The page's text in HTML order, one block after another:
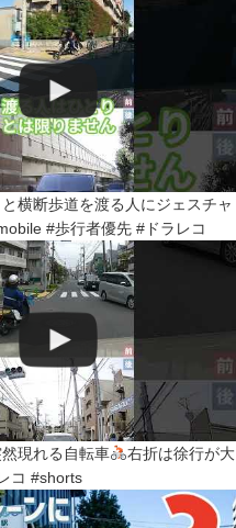
と横断歩道を渡る人にジェスチャ
#歩行者優先 #ドラレコ
現れる自転車
右折は徐行が大
コ #shorts